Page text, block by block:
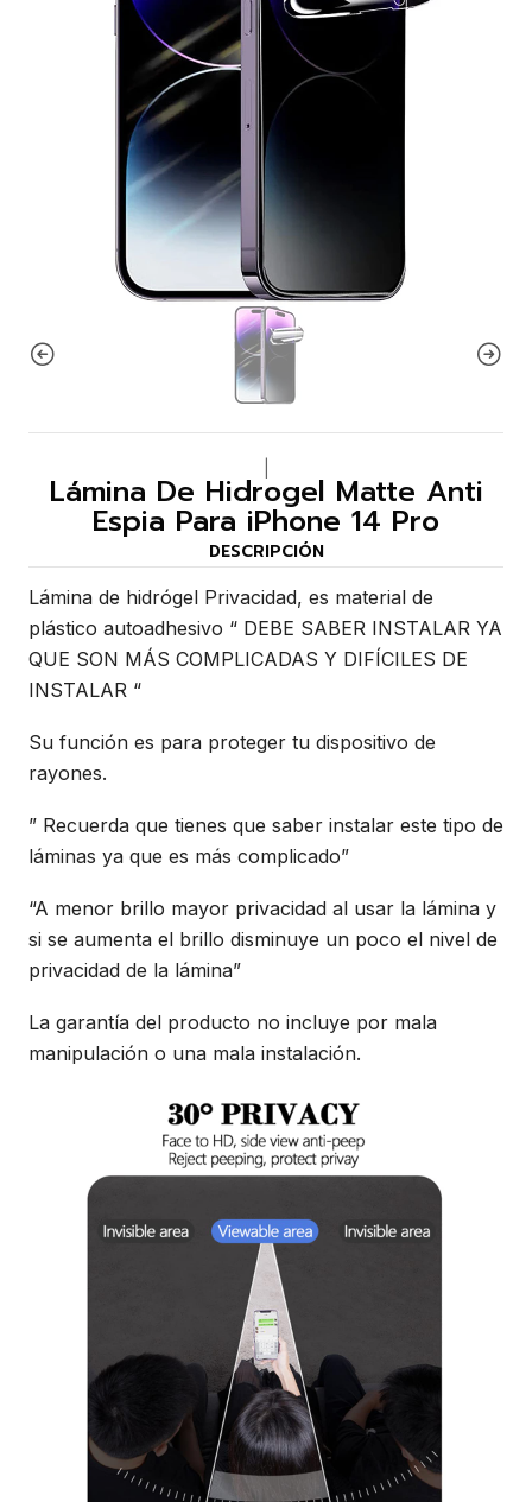
Lámina De Hidrogel Matte Anti
Espia Para iPhone 14 Pro
DESCRIPCIÓN
Lámina de hidrógel Privacidad, es material de
plástico autoadhesivo “ DEBE SABER INSTALAR YA
QUE SON MÁS COMPLICADAS Y DIFÍCILES DE
INSTALAR “
Su función es para proteger tu dispositivo de
rayones.
” Recuerda que tienes que saber instalar este tipo de
láminas ya que es más complicado”
“A menor brillo mayor privacidad al usar la lámina y
si se aumenta el brillo disminuye un poco el nivel de
privacidad de la lámina”
La garantía del producto no incluye por mala
manipulación o una mala instalación.